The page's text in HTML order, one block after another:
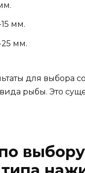
мм.
мм.
для выбора
рыбы. Это